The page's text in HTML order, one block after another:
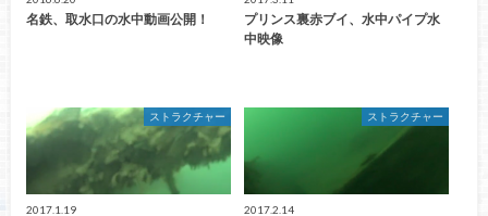
名鉄、取水口の水中動画公開！
プリンス裏赤ブイ、水中パイプ水
中映像
ストラクチャー
2017.1.19
ストラクチャー
2017.2.14